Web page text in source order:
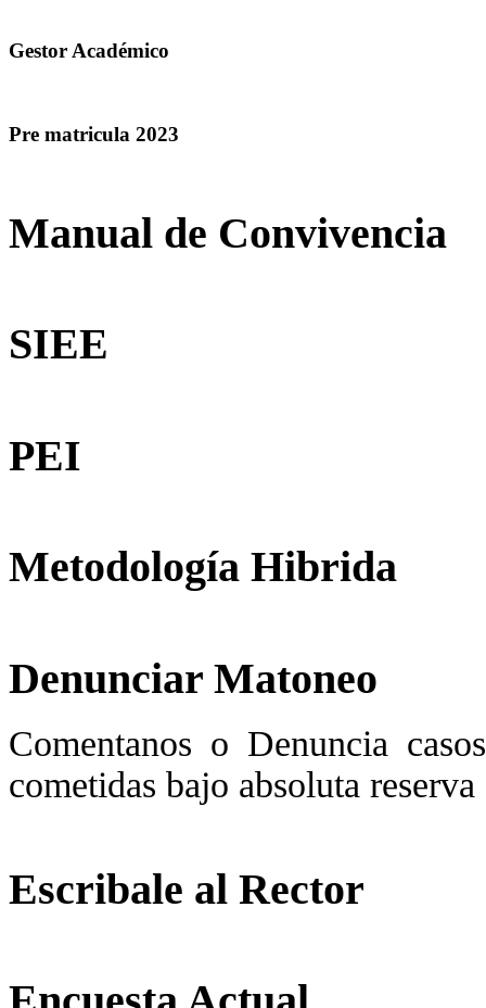
Gestor Académico
Pre matricula 2023
Manual de Convivencia
SIEE
PEI
Metodología Hibrida
Denunciar Matoneo
Comentanos o Denuncia
cometidas bajo absoluta
Escribale al Rector